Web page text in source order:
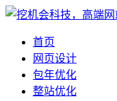
首页
网页设计
包年优化
整站优化